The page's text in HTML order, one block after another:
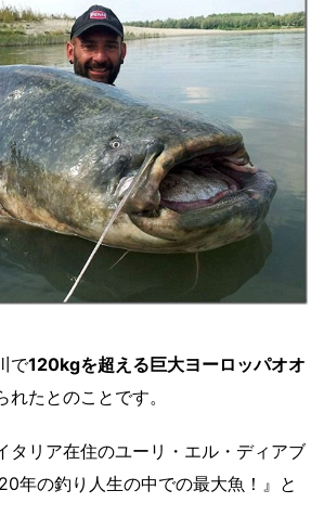
で120kgを超える巨大ヨーロッパオオ
れたとのことです。
タリア在住のユーリ・エル・ディアブ
年の釣り人生の中での最大魚！』と